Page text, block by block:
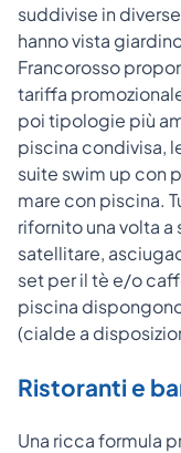
suddivise in
hanno vista
Francorosso
tariffa
poi tipologie più
piscina condivisa,
suite swim up con
mare con piscina.
rifornito una volta a
satellitare,
set per il tè e/o
piscina
(cialde a
Ristoranti e
Una ricca formula